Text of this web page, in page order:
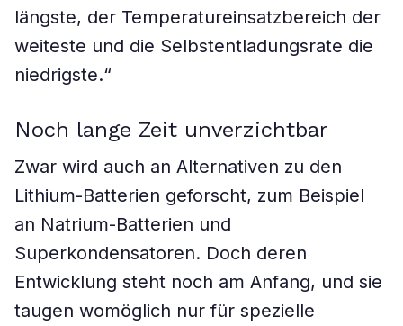
längste, der Temperatureinsatzbereich der
weiteste und die Selbstentladungsrate die
niedrigste.“
Noch lange Zeit unverzichtbar
Zwar wird auch an Alternativen zu den
Lithium-Batterien geforscht, zum Beispiel
an Natrium-Batterien und
Superkondensatoren. Doch deren
Entwicklung steht noch am Anfang, und sie
taugen womöglich nur für spezielle